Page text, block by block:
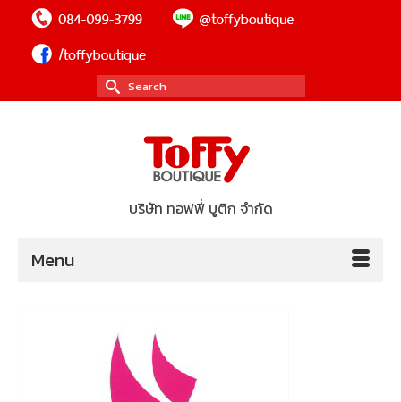
Search
for:
บริษัท ทอฟฟี่ บูติก จำกัด
Menu